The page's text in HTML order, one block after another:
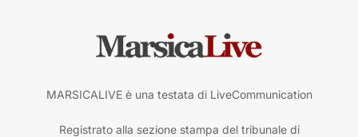
MARSICALIVE è una testata di LiveCommunication
Registrato alla sezione stampa del tribunale di